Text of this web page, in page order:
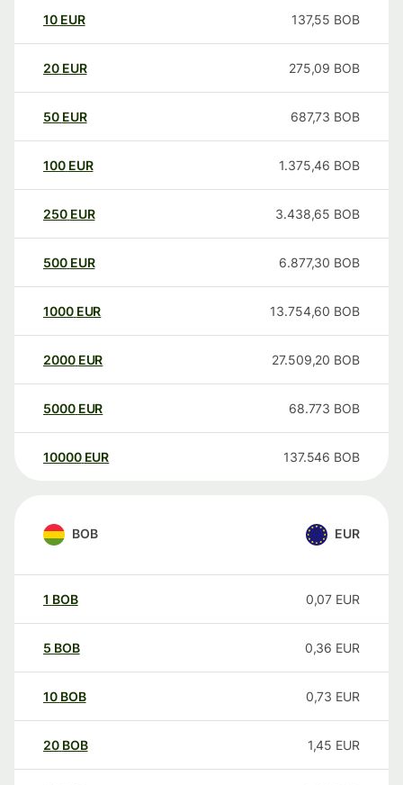
10 EUR 137,55 BOB
20 EUR 275,09 BOB
50 EUR 687,73 BOB
100 EUR 1.375,46 BOB
250 EUR 3.438,65 BOB
500 EUR 6.877,30 BOB
1000 EUR 13.754,60 BOB
2000 EUR 27.509,20 BOB
5000 EUR 68.773 BOB
10000 EUR 137.546 BOB
BOB EUR
1 BOB 0,07 EUR
5 BOB 0,36 EUR
10 BOB 0,73 EUR
20 BOB 1,45 EUR